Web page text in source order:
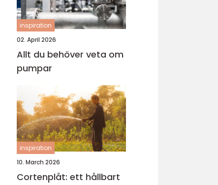
inspiration
02. April 2026
Allt du behöver veta om
pumpar
inspiration
10. March 2026
Cortenplåt: ett hållbart